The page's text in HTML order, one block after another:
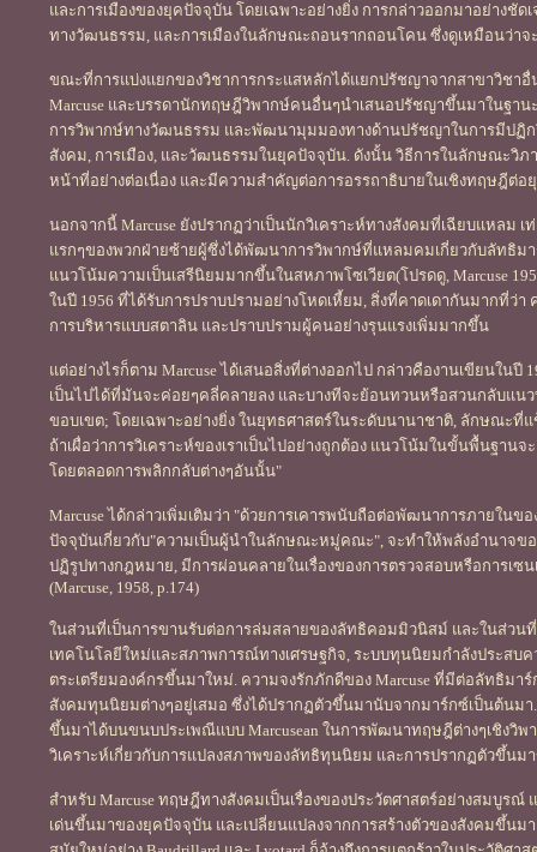
และการเมืองของยุคปัจจุบัน โดยเฉพาะอย่างยิ่ง การกล่าวออกมาอย่างชั
ทางวัฒนธรรม, และการเมืองในลักษณะถอนรากถอนโคน ซึ่งดูเหมือนว่า
ขณะที่การแบ่งแยกของวิชาการกระแสหลักได้แยกปรัชญาจากสาขาวิชาอื่
Marcuse และบรรดานักทฤษฎีวิพากษ์คนอื่นๆนำเสนอปรัชญาขึ้นมาในฐ
การวิพากษ์ทางวัฒนธรรม และพัฒนามุมมองทางด้านปรัชญาในการมีปฏิก
สังคม, การเมือง, และวัฒนธรรมในยุคปัจจุบัน. ดังนั้น วิธีการในลักษณะวิ
หน้าที่อย่างต่อเนื่อง และมีความสำคัญต่อการอรรถาธิบายในเชิงทฤษฎีต่อ
นอกจากนี้ Marcuse ยังปรากฏว่าเป็นนักวิเคราะห์ทางสังคมที่เฉียบแหลม
แรกๆของพวกฝ่ายซ้ายผู้ซึ่งได้พัฒนาการวิพากษ์ที่แหลมคมเกี่ยวกับลัทธิม
แนวโน้มความเป็นเสรีนิยมมากขึ้นในสหภาพโซเวียต(โปรดดู, Marcuse
ในปี 1956 ที่ได้รับการปราบปรามอย่างโหดเหี้ยม, สิ่งที่คาดเดากันมากที่ว่า
การบริหารแบบสตาลิน และปราบปรามผู้คนอย่างรุนแรงเพิ่มมากขึ้น
แต่อย่างไรก็ตาม Marcuse ได้เสนอสิ่งที่ต่างออกไป กล่าวคืองานเขียนในปี
เป็นไปได้ที่มันจะค่อยๆคลี่คลายลง และบางทีจะย้อนทวนหรือสวนกลับแน
ขอบเขต; โดยเฉพาะอย่างยิ่ง ในยุทธศาสตร์ในระดับนานาชาติ, ลักษณะที่
ถ้าเผื่อว่าการวิเคราะห์ของเราเป็นไปอย่างถูกต้อง แนวโน้มในขั้นพื้นฐาน
โดยตลอดการพลิกกลับต่างๆอันนั้น"
Marcuse ได้กล่าวเพิ่มเติมว่า "ด้วยการเคารพนับถือต่อพัฒนาการภายใน
ปัจจุบันเกี่ยวกับ"ความเป็นผู้นำในลักษณะหมู่คณะ", จะทำให้พลังอำนาจขอ
ปฏิรูปทางกฎหมาย, มีการผ่อนคลายในเรื่องของการตรวจสอบหรือการเ
(Marcuse, 1958, p.174)
ในส่วนที่เป็นการขานรับต่อการล่มสลายของลัทธิคอมมิวนิสม์ และในส่วน
เทคโนโลยีใหม่และสภาพการณ์ทางเศรษฐกิจ, ระบบทุนนิยมกำลังประสบค
ตระเตรียมองค์กรขึ้นมาใหม่. ความจงรักภักดีของ Marcuse ที่มีต่อลัทธิมา
สังคมทุนนิยมต่างๆอยู่เสมอ ซึ่งได้ปรากฏตัวขึ้นมานับจากมาร์กซ์เป็นต้นม
ขึ้นมาได้บนขนบประเพณีแบบ Marcusean ในการพัฒนาทฤษฎีต่างๆเชิงวิพ
วิเคราะห์เกี่ยวกับการแปลงสภาพของลัทธิทุนนิยม และการปรากฏตัวขึ้นม
สำหรับ Marcuse ทฤษฎีทางสังคมเป็นเรื่องของประวัตศาสตร์อย่างสมบูร
เด่นขึ้นมาของยุคปัจจุบัน และเปลี่ยนแปลงจากการสร้างตัวของสังคมขึ้น